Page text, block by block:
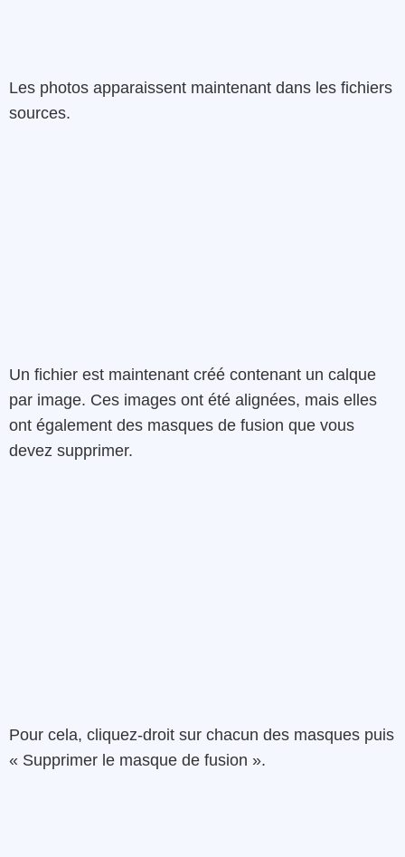
Les photos apparaissent maintenant dans les fichiers
sources.
Un fichier est maintenant créé contenant un calque
par image. Ces images ont été alignées, mais elles
ont également des masques de fusion que vous
devez supprimer.
Pour cela, cliquez-droit sur chacun des masques puis
« Supprimer le masque de fusion ».